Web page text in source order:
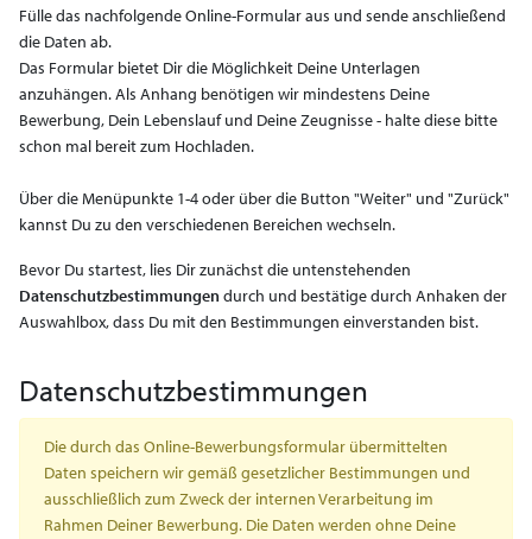
Fülle das nachfolgende Online-Formular aus und sende anschließend
die Daten ab.
Das Formular bietet Dir die Möglichkeit Deine Unterlagen
anzuhängen. Als Anhang benötigen wir mindestens Deine
Bewerbung, Dein Lebenslauf und Deine Zeugnisse - halte diese bitte
schon mal bereit zum Hochladen.
Über die Menüpunkte 1-4 oder über die Button "Weiter" und "Zurück"
kannst Du zu den verschiedenen Bereichen wechseln.
Bevor Du startest, lies Dir zunächst die untenstehenden
Datenschutzbestimmungen durch und bestätige durch Anhaken der
Auswahlbox, dass Du mit den Bestimmungen einverstanden bist.
Datenschutzbestimmungen
Die durch das Online-Bewerbungsformular übermittelten
Daten speichern wir gemäß gesetzlicher Bestimmungen und
ausschließlich zum Zweck der internen Verarbeitung im
Rahmen Deiner Bewerbung. Die Daten werden ohne Deine